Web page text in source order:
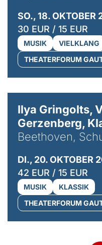
SO., 18. OKTOBER
30 EUR / 15 EUR
MUSIK
VIELKLANG
THEATERFORUM
Ilya Gringolts,
Gerzenberg,
Beethoven,
DI., 20. OKTOBER
42 EUR / 15 EUR
MUSIK
KLASSIK
THEATERFORUM